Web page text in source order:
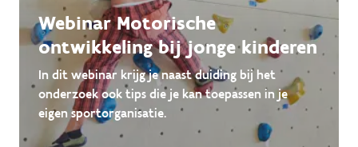
Webinar Motorische
ontwikkeling bij jonge kinderen
In dit webinar krijg je naast duiding bij het
onderzoek ook tips die je kan toepassen in je
eigen sportorganisatie.